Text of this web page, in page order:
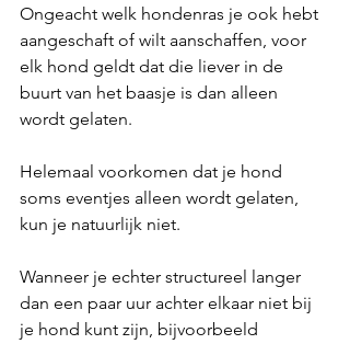
Ongeacht welk hondenras je ook hebt
aangeschaft of wilt aanschaffen, voor
elk hond geldt dat die liever in de
buurt van het baasje is dan alleen
wordt gelaten.
Helemaal voorkomen dat je hond
soms eventjes alleen wordt gelaten,
kun je natuurlijk niet.
Wanneer je echter structureel langer
dan een paar uur achter elkaar niet bij
je hond kunt zijn, bijvoorbeeld